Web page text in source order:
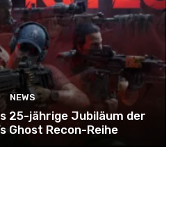
NEWS
25-jährige Jubiläum der
Ghost Recon-Reihe